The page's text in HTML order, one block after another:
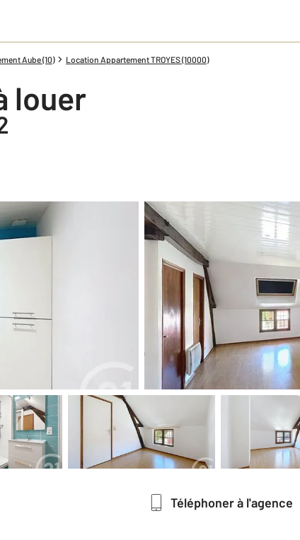
Aube (10) Location Appartement TROYES (10000)
louer
Téléphoner à l'agence